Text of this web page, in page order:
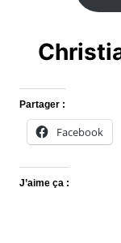
Partager :
Facebook
J’aime ça :